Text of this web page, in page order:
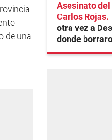
de una
Asesinato
Carlos Rojas
otra vez a
donde